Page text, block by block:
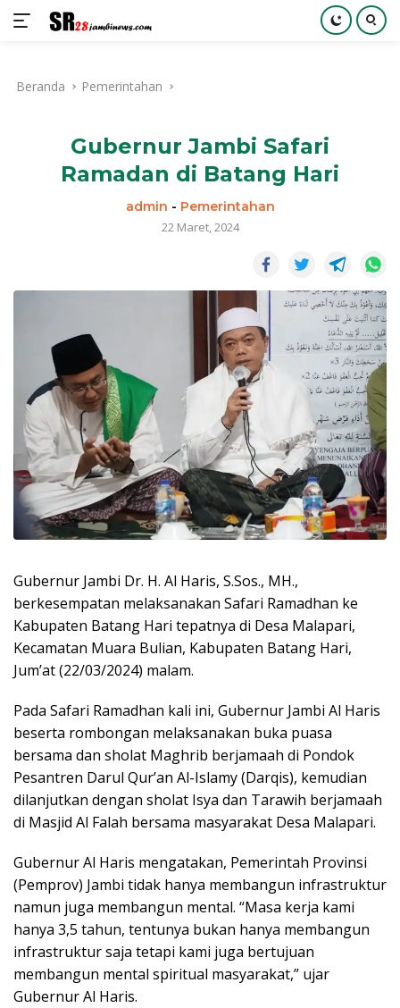
kontenBeranda Pemerintahan
Gubernur Jambi Safari
Ramadan di Batang Hari
admin - Pemerintahan
22 Maret, 2024
Gubernur Jambi Dr. H. Al Haris, S.Sos., MH.,
berkesempatan melaksanakan Safari Ramadhan ke
Kabupaten Batang Hari tepatnya di Desa Malapari,
Kecamatan Muara Bulian, Kabupaten Batang Hari,
Jum’at (22/03/2024) malam.
Pada Safari Ramadhan kali ini, Gubernur Jambi Al Haris
beserta rombongan melaksanakan buka puasa
bersama dan sholat Maghrib berjamaah di Pondok
Pesantren Darul Qur’an Al-Islamy (Darqis), kemudian
dilanjutkan dengan sholat Isya dan Tarawih berjamaah
di Masjid Al Falah bersama masyarakat Desa Malapari.
Gubernur Al Haris mengatakan, Pemerintah Provinsi
(Pemprov) Jambi tidak hanya membangun infrastruktur
namun juga membangun mental. “Masa kerja kami
hanya 3,5 tahun, tentunya bukan hanya membangun
infrastruktur saja tetapi kami juga bertujuan
membangun mental spiritual masyarakat,” ujar
Gubernur Al Haris.